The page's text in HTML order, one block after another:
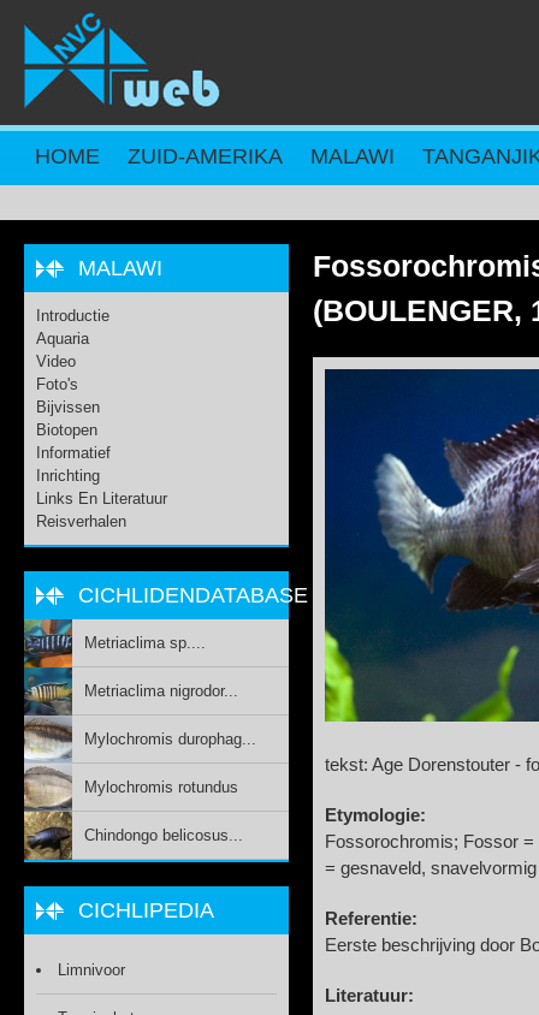
Overslaan en naar de inhoud gaan
HOME ZUID-AMERIKA MALAWI
(BOULENGER,
tekst: Age Dorenstouter -
Etymologie:
Fossorochromis; Fossor
= gesnaveld, snavelvormig
Referentie:
Eerste beschrijving door
Literatuur:
MALAWI
Introductie
Aquaria
Video
Foto's
Bijvissen
Biotopen
Informatief
Inrichting
Links En Literatuur
Reisverhalen
CICHLIDENDATABASE
Metriaclima sp....
Metriaclima nigrodor...
Mylochromis durophag...
Mylochromis rotundus
Chindongo belicosus...
CICHLIPEDIA
Limnivoor